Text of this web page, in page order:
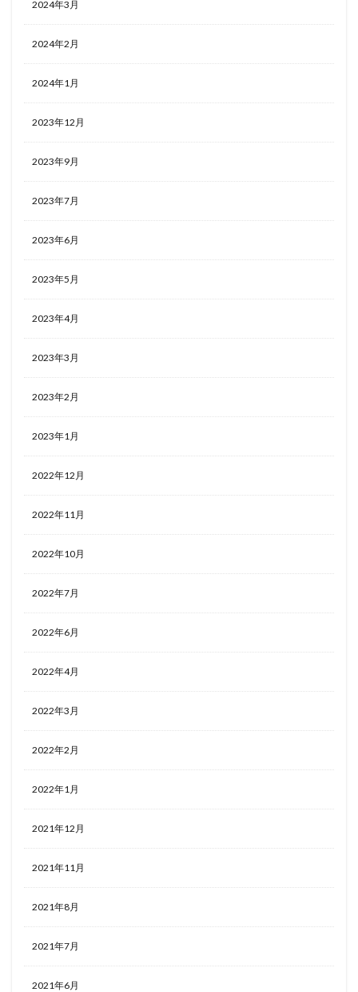
2024年3月
2024年2月
2024年1月
2023年12月
2023年9月
2023年7月
2023年6月
2023年5月
2023年4月
2023年3月
2023年2月
2023年1月
2022年12月
2022年11月
2022年10月
2022年7月
2022年6月
2022年4月
2022年3月
2022年2月
2022年1月
2021年12月
2021年11月
2021年8月
2021年7月
2021年6月